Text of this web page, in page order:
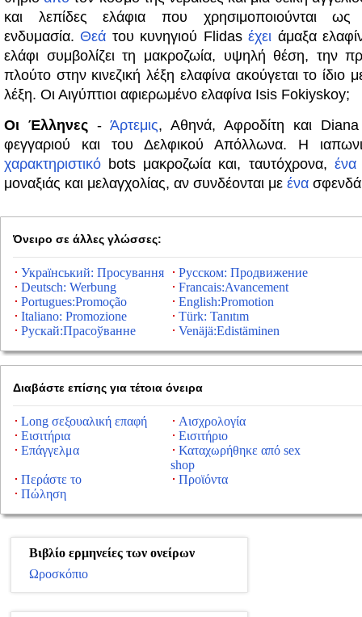
και λεπίδες ελάφια που χρησιμοποιούνται ως
ενδυμασία.Θεά του κυνηγιού Flidasέχει άμαξα
ελάφι συμβολίζει τη μακροζωία, υψηλή θέση, την
πλούτο στην κινεζική λέξη ελαφίνα ακούγεται το ίδιο
λέξη. Οι Αιγύπτιοι αφιερωμένο ελαφίνα Isis Fokiyskoy;
Οι Έλληνες - Άρτεμις, Αθηνά, Αφροδίτη και
φεγγαριού και του Δελφικού Απόλλωνα. Η
χαρακτηριστικό bots μακροζωία και, ταυτόχρονα, ένα
μοναξιάς και μελαγχολίας, αν συνδέονται με ένα
Όνειρο σε άλλες γλώσσες:
Український: Просування
Русском: Продвижение
Deutsch: Werbung
Francais:Avancement
Portugues:Promoção
English:Promotion
Italiano: Promozione
Türk: Tanıtım
Рускай:Прасоўванне
Venäjä:Edistäminen
Διαβάστε επίσης για τέτοια όνειρα
Long σεξουαλική επαφή
Αισχρολογία
Εισιτήρια
Εισιτήριο
Επάγγελμα
Καταχωρήθηκε από sex
shop
Περάστε το
Προϊόντα
Πώληση
Βιβλίο ερμηνείες των ονείρων
Ωροσκόπιο